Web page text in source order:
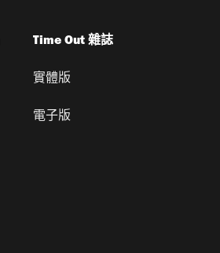
Time Out 雜誌
實體版
電子版